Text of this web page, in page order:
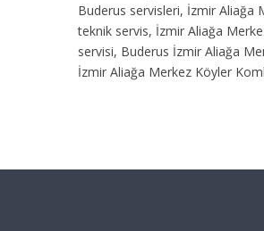
Buderus servisleri, İzmir Aliağa
teknik servis, İzmir Aliağa
servisi, Buderus İzmir Aliağa
İzmir Aliağa Merkez Köyler